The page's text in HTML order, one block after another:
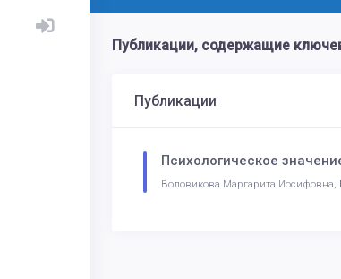
Публикации, содержащие
Публикации
Психологическое
Воловикова Маргарита